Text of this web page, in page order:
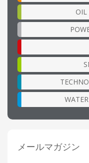
OIL
メールマガジン